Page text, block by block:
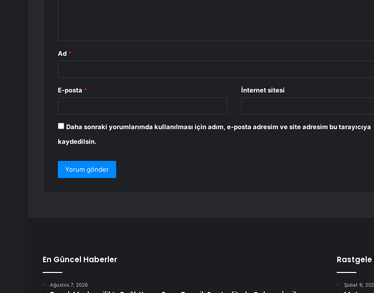
Ad *
E-posta * İnternet sitesi
Daha sonraki yorumlarımda kullanılması için adım, e-posta adresim ve site adresim bu tarayıcıya
kaydedilsin.
En Güncel Haberler
Ağustos 7, 2026 Şubat 9,